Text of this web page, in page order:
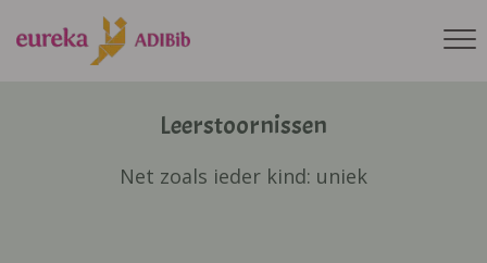
Leerstoornissen
Net zoals ieder kind: uniek